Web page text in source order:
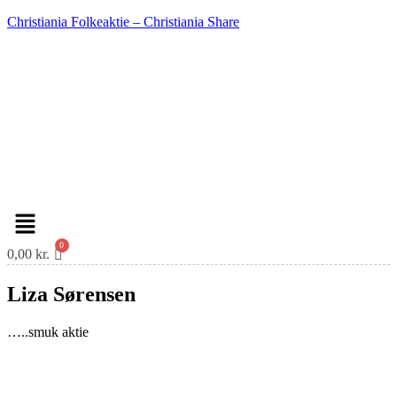
Christiania Folkeaktie – Christiania Share
Menu
0,00 kr.
Liza Sørensen
…..smuk aktie